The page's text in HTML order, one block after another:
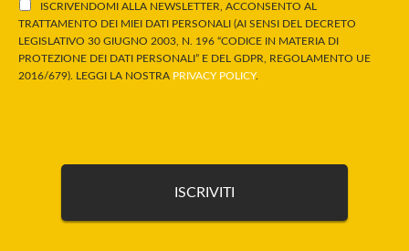
ISCRIVENDOMI ALLA NEWSLETTER, ACCONSENTO AL
TRATTAMENTO DEI MIEI DATI PERSONALI (AI SENSI DEL DECRETO
LEGISLATIVO 30 GIUGNO 2003, N. 196 “CODICE IN MATERIA DI
PROTEZIONE DEI DATI PERSONALI” E DEL GDPR, REGOLAMENTO UE
2016/679). LEGGI LA NOSTRA PRIVACY POLICY.